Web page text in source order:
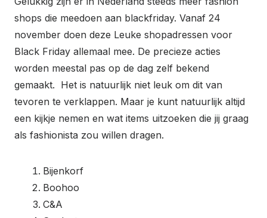
shops die meedoen aan blackfriday. Vanaf 24
november doen deze Leuke shopadressen voor
Black Friday allemaal mee. De precieze acties
worden meestal pas op de dag zelf bekend
gemaakt. Het is natuurlijk niet leuk om dit van
tevoren te verklappen. Maar je kunt natuurlijk altijd
een kijkje nemen en wat items uitzoeken die jij graag
als fashionista zou willen dragen.
Bijenkorf
Boohoo
C&A